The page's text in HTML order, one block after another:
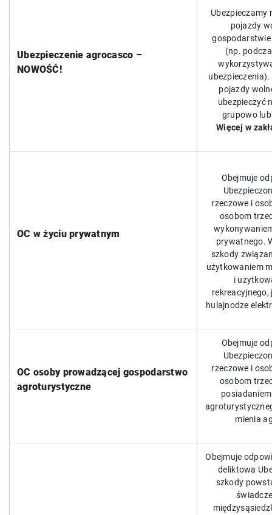
Ubezpieczenie agrocasco –
NOWOŚĆ!
Ubezpieczamy
pojazdy
(np.
pojazdy
ubezpieczyć
grupowo
Więcej w
OC w życiu prywatnym
Obejmuje
rzeczowe i
osobom
prywatnego.
szkody
użytkowaniem
i
hulajnodze
OC osoby prowadzącej gospodarstwo
agroturystyczne
Obejmuje
rzeczowe i
osobom
mienia
Obejmuje
deliktowa
szkody